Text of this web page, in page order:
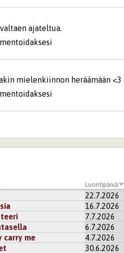
ajateltua.
mielenkiinnon heräämään <3
olla.
Luontipäivä
22.7.2026
16.7.2026
7.7.2026
6.7.2026
carry me 4.7.2026
30.6.2026